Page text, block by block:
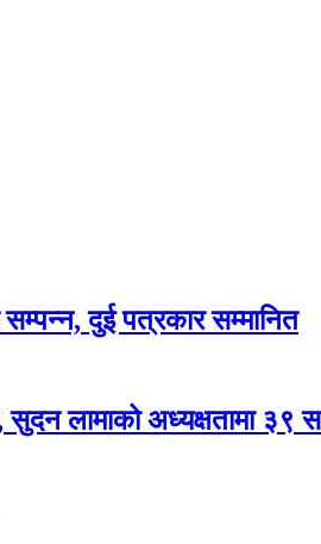
दुई पत्रकार सम्मानित
लामाको अध्यक्षतामा ३९